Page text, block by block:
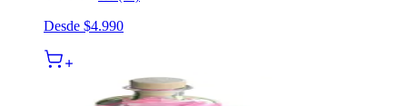
Desde $4.990